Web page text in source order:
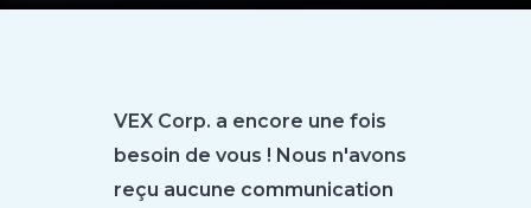
VEX Corp. a encore une fois
besoin de vous ! Nous n'avons
reçu aucune communication